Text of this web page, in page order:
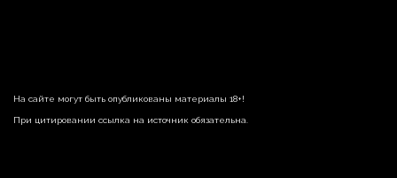
На сайте могут быть опубликованы материалы 18+!
При цитировании ссылка на источник обязательна.